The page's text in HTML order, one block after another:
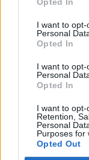
I want to
Personal
Opted In
I want to
Personal
Opted In
I want to opt-
Retention,
Personal
Purposes for
Opted Out
έντονα στα σχόλια
για τη στάση του
Κουτροκόη με την εκπομπή του. Η
σφάζω όλα τα...
Σελίδα 1 από 4
ΡΟΗ